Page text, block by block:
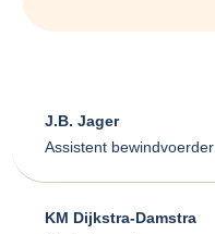
J.B. Jager
Assistent bewindvoerder
KM Dijkstra-Damstra